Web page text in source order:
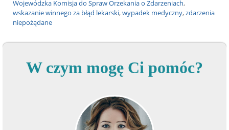
Wojewódzka Komisja do Spraw Orzekania o Zdarzeniach,
wskazanie winnego za błąd lekarski,wypadek medyczny,zdarzenia
niepożądane
W czym mogę Ci pomóc?